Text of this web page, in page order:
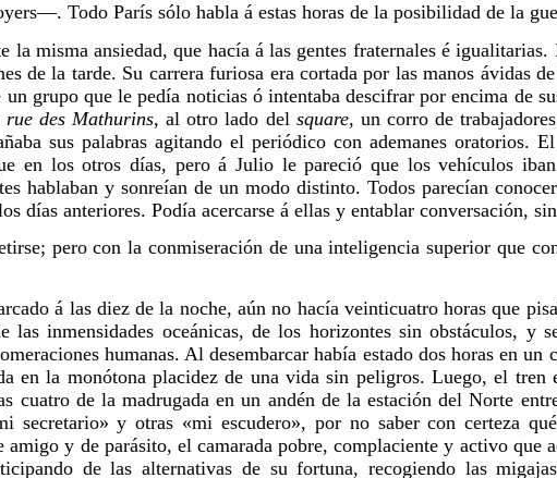
Todo París sólo habla á estas horas de la posibilidad de la
la misma ansiedad, que hacía á las gentes fraternales é igualitarias.
de la tarde. Su carrera furiosa era cortada por las manos ávidas
grupo que le pedía noticias ó intentaba descifrar por encima de
rue des Mathurins, al otro lado del square, un corro de
sus palabras agitando el periódico con ademanes oratorios.
en los otros días, pero á Julio le pareció que los vehículos
hablaban y sonreían de un modo distinto. Todos parecían
días anteriores. Podía acercarse á ellas y entablar conversación,
pero con la conmiseración de una inteligencia superior que
á las diez de la noche, aún no hacía veinticuatro horas que
inmensidades oceánicas, de los horizontes sin obstáculos, y
humanas. Al desembarcar había estado dos horas en
en la monótona placidez de una vida sin peligros. Luego, el
cuatro de la madrugada en un andén de la estación del Norte
secretario» y otras «mi escudero», por no saber con certeza
amigo y de parásito, el camarada pobre, complaciente y activo que
de las alternativas de su fortuna, recogiendo las